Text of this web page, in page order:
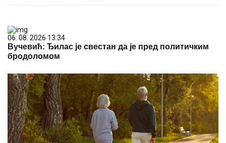
06. 08. 2026 13:34
Вучевић: Ђилас је свестан да је пред политичким
бродоломом